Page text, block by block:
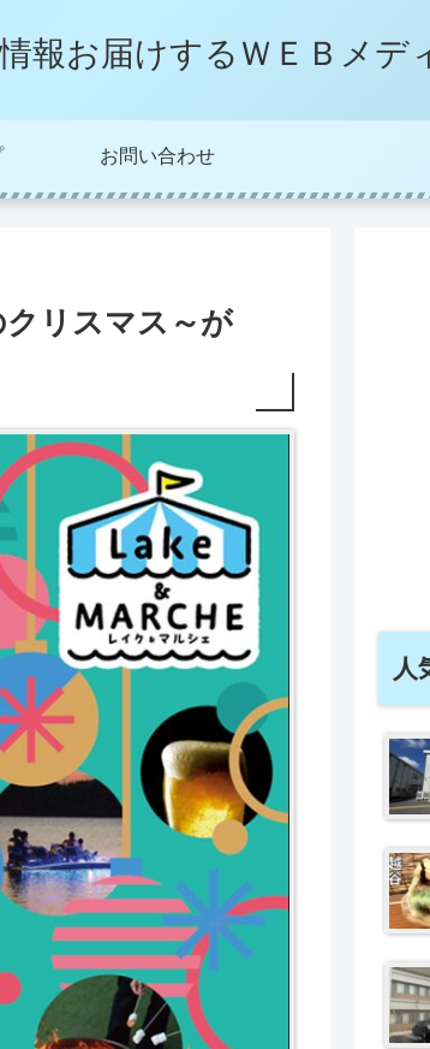
報お届けするＷＥＢメデ
お問い合わせ
クリスマス～が
人